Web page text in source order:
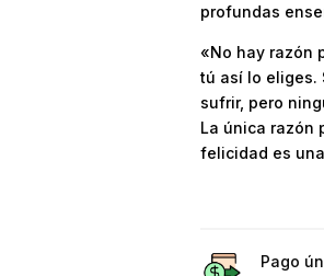
profundas
«No hay razón
tú así lo eliges.
sufrir, pero
La única razón
felicidad es
Pago